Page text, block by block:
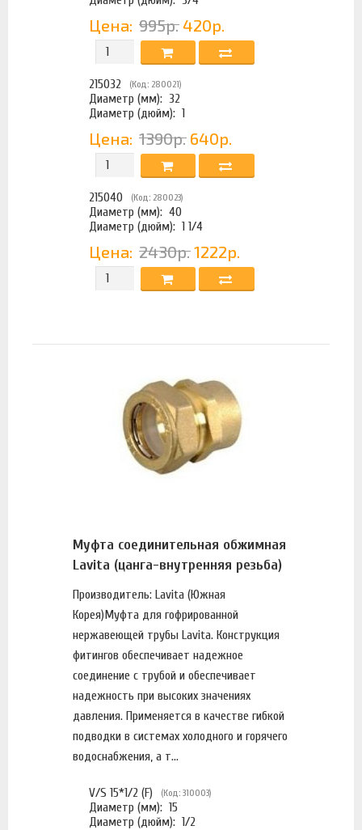
Цена: 995р. 420р.
215032 (Код: 280021)
Диаметр (мм): 32
Диаметр (дюйм): 1
Цена: 1390р. 640р.
215040 (Код: 280023)
Диаметр (мм): 40
Диаметр (дюйм): 1 1/4
Цена: 2430р. 1222р.
Муфта соединительная обжимная
Lavita (цанга-внутренняя резьба)
Производитель: Lavita (Южная
Корея)Муфта для гофрированной
нержавеющей трубы Lavita. Конструкция
фитингов обеспечивает надежное
соединение с трубой и обеспечивает
надежность при высоких значениях
давления. Применяется в качестве гибкой
подводки в системах холодного и горячего
водоснабжения, а т...
V/S 15*1/2 (F) (Код: 310003)
Диаметр (мм): 15
Диаметр (дюйм): 1/2